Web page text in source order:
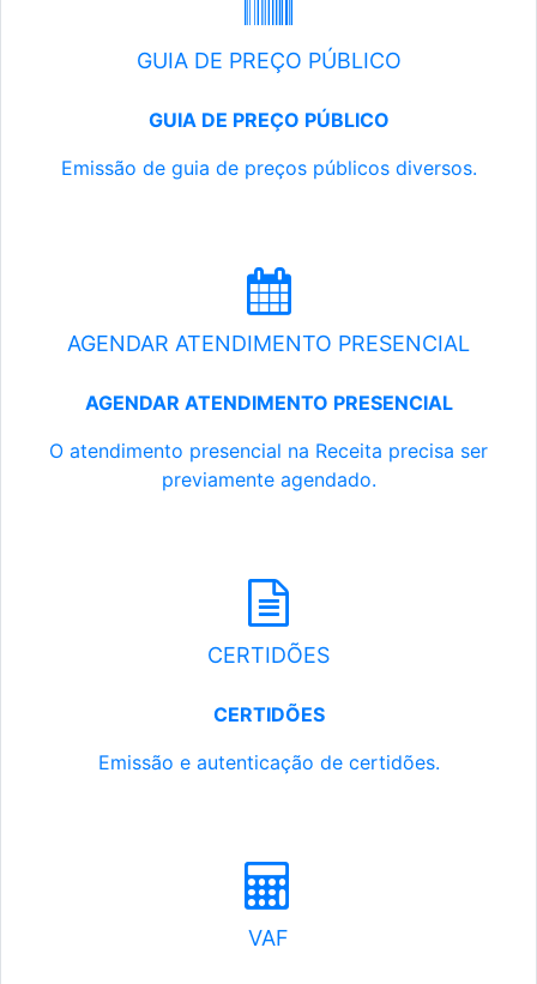
GUIA DE PREÇO PÚBLICO
GUIA DE PREÇO PÚBLICO
Emissão de guia de preços públicos diversos.
AGENDAR ATENDIMENTO PRESENCIAL
AGENDAR ATENDIMENTO PRESENCIAL
O atendimento presencial na Receita precisa ser
previamente agendado.
CERTIDÕES
CERTIDÕES
Emissão e autenticação de certidões.
VAF